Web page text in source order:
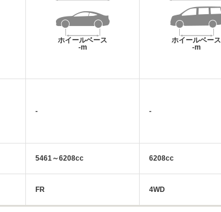
ホイールベース
-m
-
5461～6208cc
FR
ホイールベース
-m
-
6208cc
4WD